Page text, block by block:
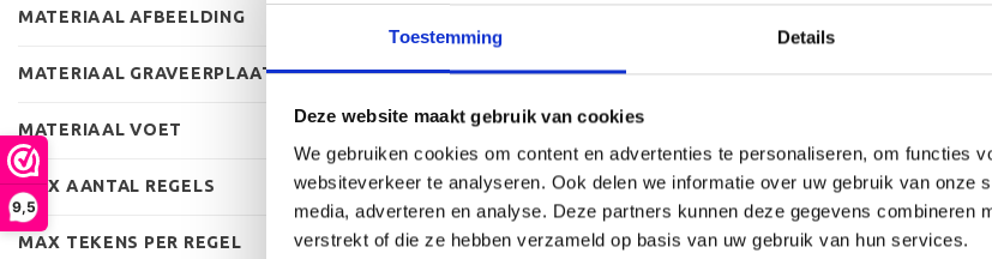
Toestemming Details
Deze website maakt gebruik van cookies
We gebruiken cookies om content en advertenties te personaliseren, om functies
websiteverkeer te analyseren. Ook delen we informatie over uw gebruik van onze
media, adverteren en analyse. Deze partners kunnen deze gegevens combineren
verstrekt of die ze hebben verzameld op basis van uw gebruik van hun services.
9,5
MATERIAAL AFBEELDING
MATERIAAL GRAVEERPLAAT
MATERIAAL VOET
MAX AANTAL REGELS
MAX TEKENS PER REGEL